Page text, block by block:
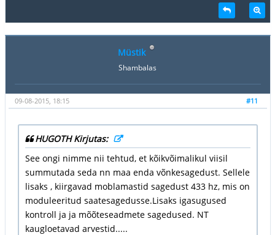
Müstik
Shambalas
#11
09-08-2015, 18:15
HUGOTH Kirjutas:
See ongi nimme nii tehtud, et kõikvõimalikul viisil
summutada seda nn maa enda võnkesagedust. Sellele
lisaks , kiirgavad moblamastid sagedust 433 hz, mis on
moduleeritud saatesagedusse.Lisaks igasugused
kontroll ja ja mõõteseadmete sagedused. NT
kaugloetavad arvestid.....